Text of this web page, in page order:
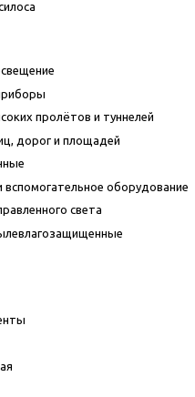
пролётов и туннелей
дорог и площадей
вспомогательное оборудование
света